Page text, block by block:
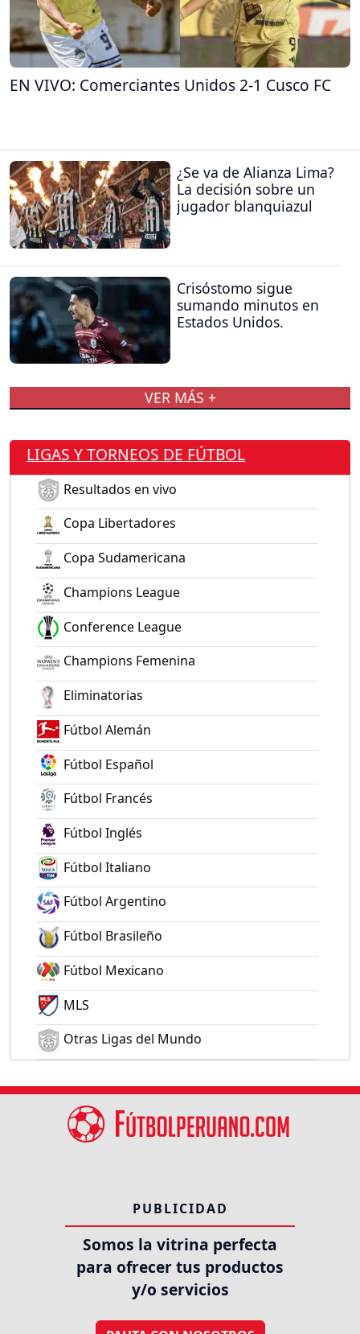
EN VIVO: Comerciantes Unidos 2-1 Cusco FC
¿Se va de Alianza Lima?
La decisión sobre un
jugador blanquiazul
Crisóstomo sigue
sumando minutos en
Estados Unidos.
VER MÁS +
LIGAS Y TORNEOS DE FÚTBOL
Resultados en vivo
Copa Libertadores
Copa Sudamericana
Champions League
Conference League
Champions Femenina
Eliminatorias
Fútbol Alemán
Fútbol Español
Fútbol Francés
Fútbol Inglés
Fútbol Italiano
Fútbol Argentino
Fútbol Brasileño
Fútbol Mexicano
MLS
Otras Ligas del Mundo
PUBLICIDAD
Somos la vitrina perfecta
para ofrecer tus productos
y/o servicios